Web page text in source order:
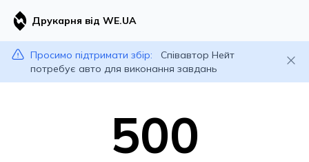
Друкарня від WE.UA
Просимо підтримати збір:
Співавтор Нейт
потребує авто для виконання завдань
500